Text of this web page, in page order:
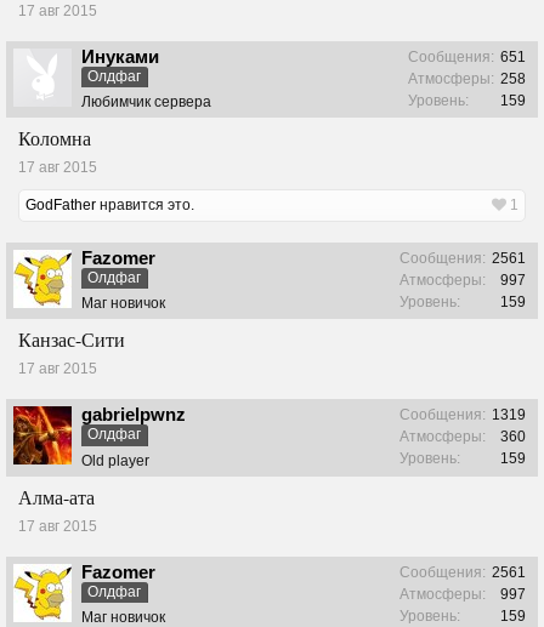
17 авг 2015
Инуками
Олдфаг
Любимчик сервера
Сообщения: 651
Атмосферы: 258
Уровень:
159
Коломна
17 авг 2015
GodFather нравится это. 1
Fazomer
Олдфаг
Маг новичок
Сообщения: 2561
Атмосферы:
997
Уровень:
159
Канзас-Сити
17 авг 2015
gabrielpwnz
Олдфаг
Old player
Сообщения: 1319
Атмосферы:
360
Уровень:
159
Алма-ата
17 авг 2015
Fazomer
Олдфаг
Маг новичок
Сообщения: 2561
Атмосферы:
997
Уровень:
159